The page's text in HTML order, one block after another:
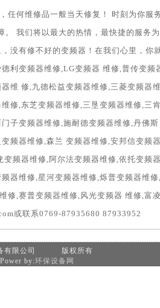
任何维修品一般当天修复！ 时刻为你服
。 我们将以最大的热情，最快捷的服务
没有修不好的变频器！在我们心里，你
利变频器维修,LG变频器 维修,普传变频
维 修,九德松益变频器维修,三菱变频器
修,东芝变频器维修,三垦变频器维修,三
子变频器维修,施耐德变频器维修,丹佛
频器维修,森兰 变频器维修,安邦信变频
频器维修,阿尔法变频器维修,依托变频
器维修,星河变频器维修,烁普变频器维
修,赛普变频器维修,风光变频器 维修,富
或联系0769-87935680 87933952
备有限公司 版权所有
by:环保设备网